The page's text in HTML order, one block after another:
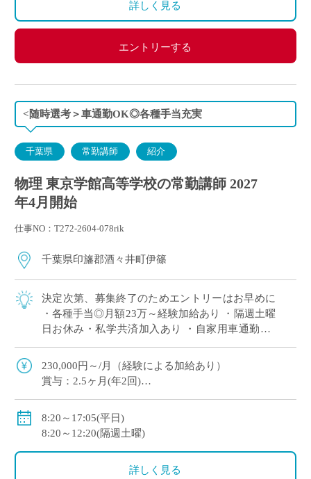
450万円（30歳・学部卒）、630万円（40歳・学部卒）
詳しく見る
エントリーする
<随時選考＞車通勤OK◎各種手当充実
千葉県 常勤講師 紹介
物理 東京学館高等学校の常勤講師 2027
年4月開始
仕事NO：T272-2604-078rik
千葉県印旛郡酒々井町伊篠
決定次第、募集終了のためエントリーはお早めに
・各種手当◎月額23万～経験加給あり ・隔週土曜
日お休み・私学共済加入あり ・自家用車通勤OK
解を丁寧に支える常勤講師を募集 I […]
230,000円～/月（経験による加給あり）
賞与：2.5ヶ月(年2回)
部活手当：2,000円～16,000円
住宅手当：（賃貸契約の場合）上限26,000円
昇給：年1回5,000円
8:20～17:05(平日)
8:20～12:20(隔週土曜)
詳しく見る